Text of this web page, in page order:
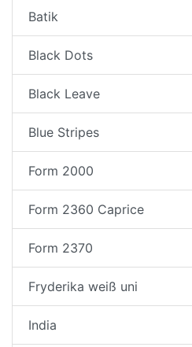
Batik
Black Dots
Black Leave
Blue Stripes
Form 2000
Form 2360 Caprice
Form 2370
Fryderika weiß uni
India